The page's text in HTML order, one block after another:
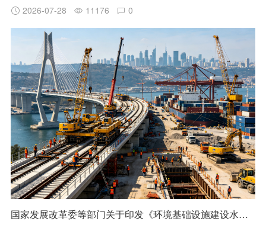
2026-07-28 11176 0
国家发展改革委等部门关于印发《环境基础设施建设水平提升行动（2023—2025年）》的通知 发改环资〔2023〕1046号